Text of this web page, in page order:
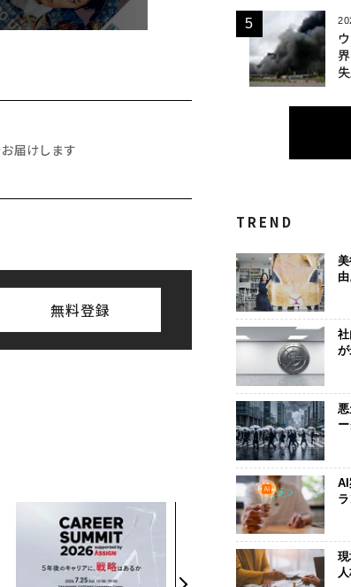
届けします
無料登録
目先の転職ではなく「10
年後の価値」をつくる─
─アサインの長期伴走型
支援とは
TREND
AI